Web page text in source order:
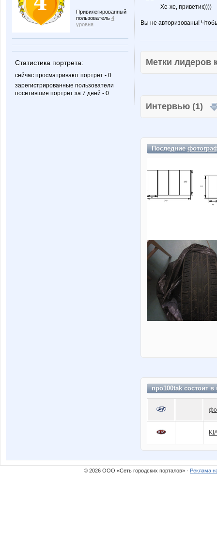
Привилегированный
пользователь 4
уровня
Статистика портрета:
сейчас просматривают портрет - 0
зарегистрированные пользователи
посетившие портрет за 7 дней - 0
Хе-хе, приветик))))
Вы не авторизованы!
Метки
Интервью (1)
Последние
npo100tak состоит в
© 2026 ООО «Сеть городских порталов» · Реклама